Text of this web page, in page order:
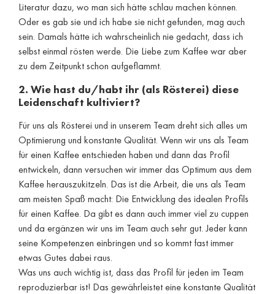
Literatur dazu, wo man sich hätte schlau machen können.
Oder es gab sie und ich habe sie nicht gefunden, mag auch
sein. Damals hätte ich wahrscheinlich nie gedacht, dass ich
selbst einmal rösten werde. Die Liebe zum Kaffee war aber
zu dem Zeitpunkt schon aufgeflammt.
2. Wie hast du/habt ihr (als Rösterei) diese
Leidenschaft kultiviert?
Für uns als Rösterei und in unserem Team dreht sich alles um
Optimierung und konstante Qualität. Wenn wir uns als Team
für einen Kaffee entschieden haben und dann das Profil
entwickeln, dann versuchen wir immer das Optimum aus dem
Kaffee herauszukitzeln. Das ist die Arbeit, die uns als Team
am meisten Spaß macht: Die Entwicklung des idealen Profils
für einen Kaffee. Da gibt es dann auch immer viel zu cuppen
und da ergänzen wir uns im Team auch sehr gut. Jeder kann
seine Kompetenzen einbringen und so kommt fast immer
etwas Gutes dabei raus.
Was uns auch wichtig ist, dass das Profil für jeden im Team
reproduzierbar ist! Das gewährleistet eine konstante Qualität